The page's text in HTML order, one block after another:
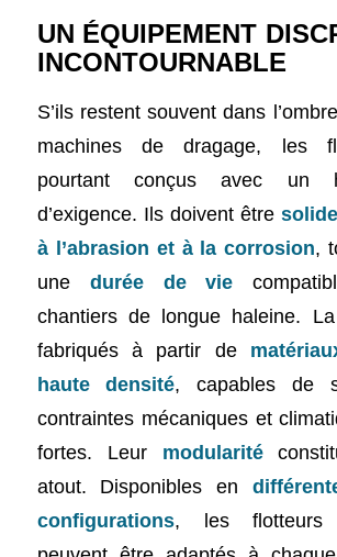
UN ÉQUIPEMENT
INCONTOURNABLE
S’ils restent souvent dans
machines de dragage, les
pourtant conçus avec un
d’exigence. Ils doivent être
à l’abrasion et à la corrosion,
une durée de vie
chantiers de longue haleine.
fabriqués à partir de
haute densité, capables de
contraintes mécaniques et
fortes. Leur modularité
atout. Disponibles en
configurations, les flotteurs